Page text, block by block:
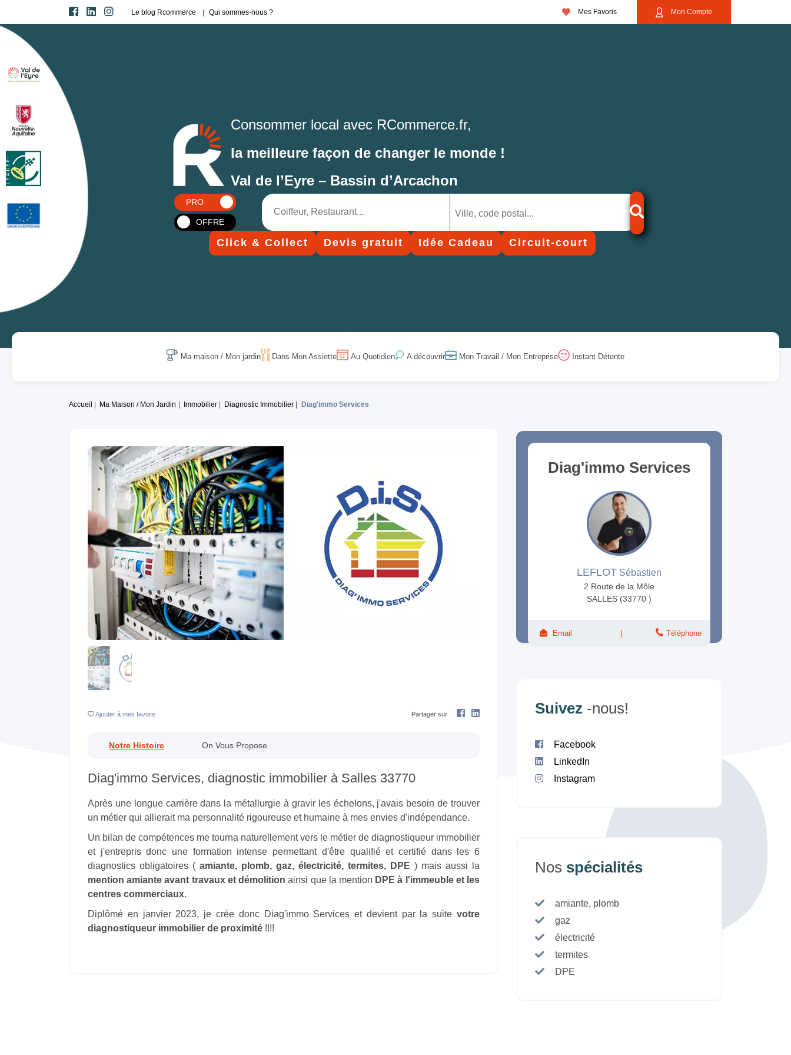
Le blog Rcommerce Qui sommes-nous ? Mes Favoris Mon Compte
Consommer local avec RCommerce.fr,
la meilleure façon de changer le monde !
Val de l’Eyre – Bassin d’Arcachon
PRO
OFFRE
Click & Collect Devis gratuit Idée Cadeau Circuit-court
Ma maison / Mon jardin Dans Mon Assiette Au Quotidien A découvrir Mon Travail / Mon Entreprise Instant Détente
Accueil Ma Maison / Mon Jardin Immobilier Diagnostic Immobilier Diag'immo Services
Previous
Ajouter à mes favoris Partager sur
Notre Histoire On Vous Propose
Diag'immo Services, diagnostic immobilier à Salles 33770
Après une longue carrière dans la métallurgie à gravir les échelons, j'avais besoin de trouver
un métier qui allierait ma personnalité rigoureuse et humaine à mes envies d'indépendance.
Un bilan de compétences me tourna naturellement vers le métier de diagnostiqueur immobilier
et j'entrepris donc une formation intense permettant d'être qualifié et certifié dans les 6
diagnostics obligatoires ( amiante, plomb, gaz, électricité, termites, DPE ) mais aussi la
mention amiante avant travaux et démolition ainsi que la mention DPE à l'immeuble et les
centres commerciaux.
Diplômé en janvier 2023, je crée donc Diag'immo Services et devient par la suite votre
diagnostiqueur immobilier de proximité !!!!
Diag'immo Services
LEFLOT Sébastien
2 Route de la Môle
SALLES (33770 )
Email Téléphone
Suivez -nous!
Facebook
LinkedIn
Instagram
Nos spécialités
amiante, plomb
gaz
électricité
termites
DPE